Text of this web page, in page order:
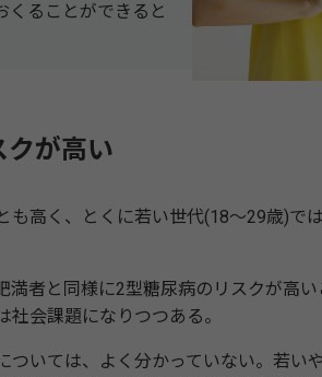
くることができると
クが高い
高く、とくに若い世代(18～29歳)で
者と同様に2型糖尿病のリスクが高
会課題になりつつある。
いては、よく分かっていない。若い